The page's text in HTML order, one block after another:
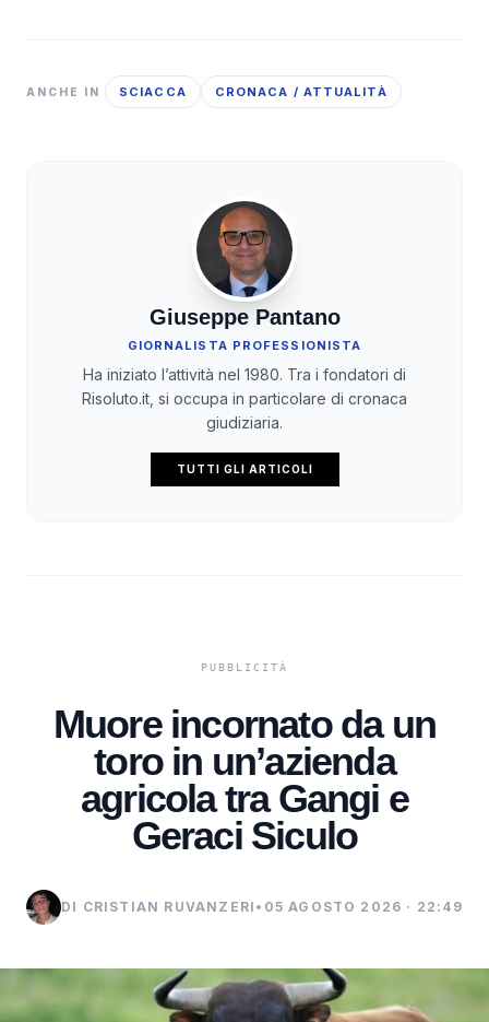
ANCHE IN SCIACCA CRONACA / ATTUALITÀ
Giuseppe Pantano
GIORNALISTA PROFESSIONISTA
Ha iniziato l’attività nel 1980. Tra i fondatori di
Risoluto.it, si occupa in particolare di cronaca
giudiziaria.
TUTTI GLI ARTICOLI
Muore incornato da un
toro in un’azienda
agricola tra Gangi e
Geraci Siculo
DI CRISTIAN RUVANZERI • 05 AGOSTO 2026 · 22:49